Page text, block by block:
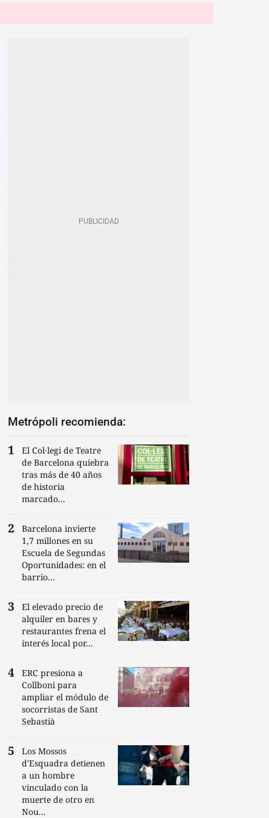
Metrópoli recomienda:
El Col·legi de Teatre
de Barcelona quiebra
tras más de 40 años
de historia
marcado...
Barcelona invierte
1,7 millones en su
Escuela de Segundas
Oportunidades: en el
barrio...
El elevado precio de
alquiler en bares y
restaurantes frena el
interés local por...
ERC presiona a
Collboni para
ampliar el módulo de
socorristas de Sant
Sebastià
Los Mossos
d'Esquadra detienen
a un hombre
vinculado con la
muerte de otro en
Nou...